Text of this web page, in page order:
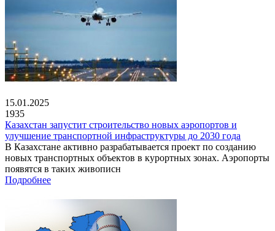
15.01.2025
1935
Казахстан запустит строительство новых аэропортов и
улучшение транспортной инфраструктуры до 2030 года
В Казахстане активно разрабатывается проект по созданию
новых транспортных объектов в курортных зонах. Аэропорты
появятся в таких живописн
Подробнее